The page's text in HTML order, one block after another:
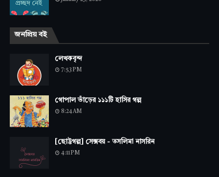
জনপ্রিয় বই
লেখকবৃন্দ
7:53 PM
গোপাল ভাঁড়ের ১১১টি হাসির গল্প
8:24 AM
[ছোট্টগল্প] সেক্সবয় - তসলিমা নাসরিন
4:11 PM